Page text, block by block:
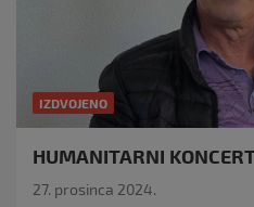
IZDVOJENO
HUMANITARNI
27. prosinca 2024.